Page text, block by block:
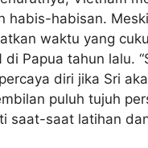
habis-habisan.
waktu yang
Papua tahun lalu.
diri jika Sri
puluh tujuh
saat-saat latihan